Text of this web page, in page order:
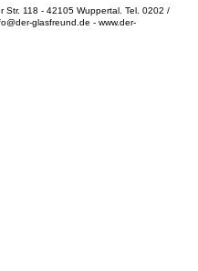
Str. 118 - 42105 Wuppertal. Tel. 0202 /
glasfreund.de - www.der-